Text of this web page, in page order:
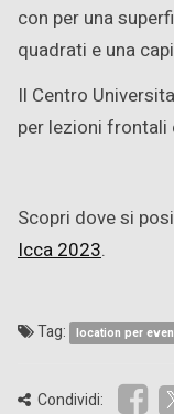
con per una
quadrati e una
Il Centro
per lezioni frontali
Scopri dove si
Icca 2023.
Tag: location per
Condividi: